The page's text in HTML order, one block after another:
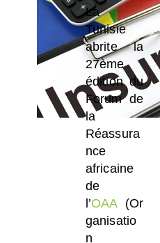
La
Tunisie
abrite la
27ème
édition du
Forum de
la
Réassura
nce
africaine
de
l’OAA (Or
ganisatio
n